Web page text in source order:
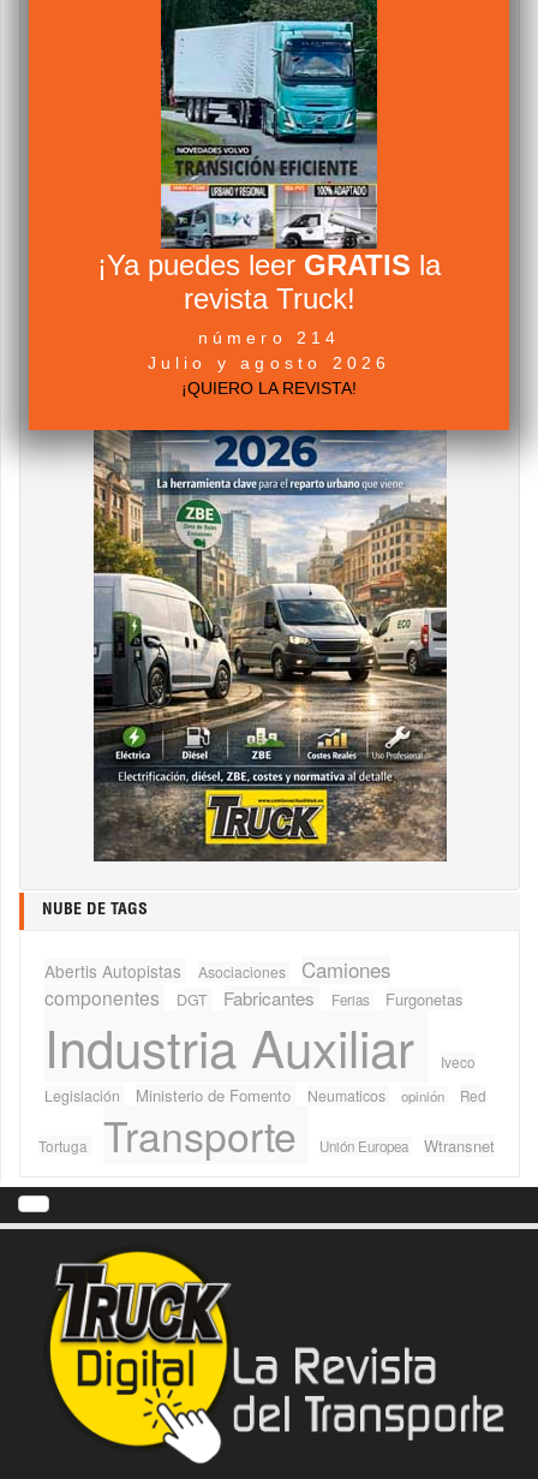
NUBE DE TAGS
Abertis Autopistas Asociaciones Camiones
componentes DGT Fabricantes Ferias Furgonetas
Industria Auxiliar
Iveco
Legislación
Ministerio de Fomento Neumaticos opinión Red
Tortuga Transporte Unión Europea Wtransnet
¡Ya puedes leer GRATIS la
revista Truck!
número 214
Julio y agosto 2026
¡QUIERO LA REVISTA!